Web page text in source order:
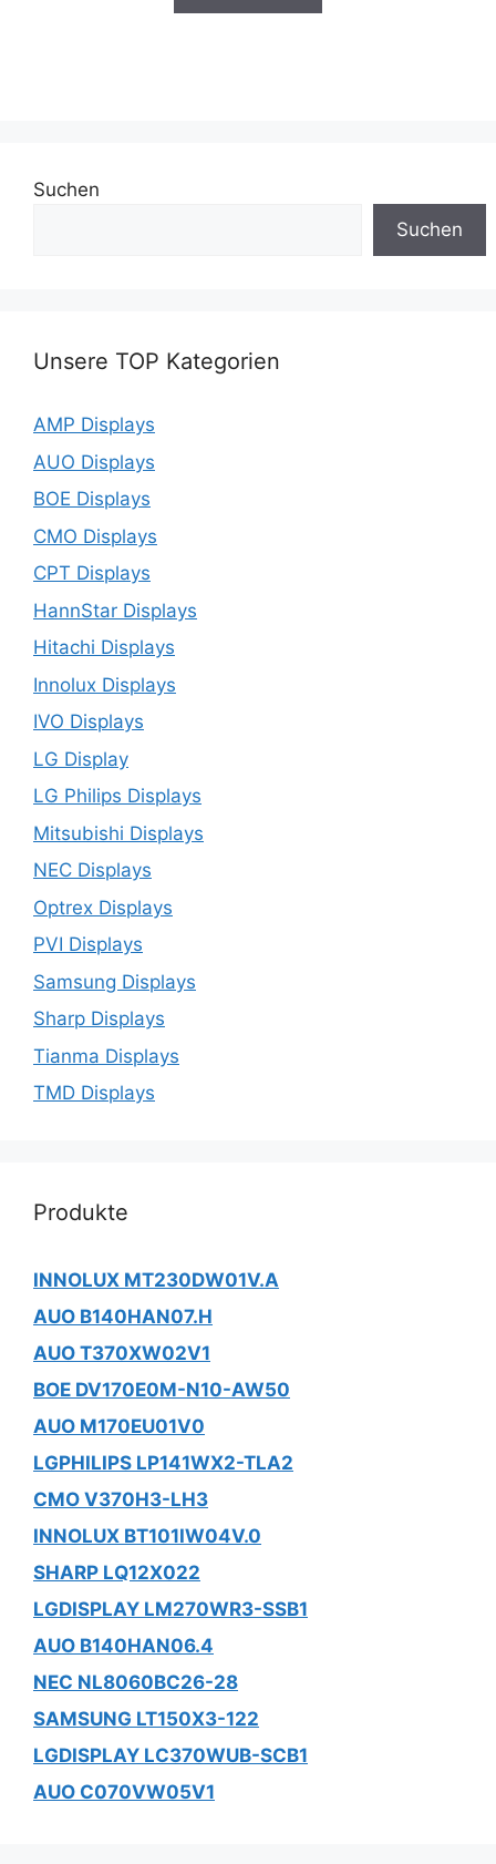
Suchen
Suchen
Unsere TOP Kategorien
AMP Displays
AUO Displays
BOE Displays
CMO Displays
CPT Displays
HannStar Displays
Hitachi Displays
Innolux Displays
IVO Displays
LG Display
LG Philips Displays
Mitsubishi Displays
NEC Displays
Optrex Displays
PVI Displays
Samsung Displays
Sharp Displays
Tianma Displays
TMD Displays
Produkte
INNOLUX MT230DW01V.A
AUO B140HAN07.H
AUO T370XW02V1
BOE DV170E0M-N10-AW50
AUO M170EU01V0
LGPHILIPS LP141WX2-TLA2
CMO V370H3-LH3
INNOLUX BT101IW04V.0
SHARP LQ12X022
LGDISPLAY LM270WR3-SSB1
AUO B140HAN06.4
NEC NL8060BC26-28
SAMSUNG LT150X3-122
LGDISPLAY LC370WUB-SCB1
AUO C070VW05V1